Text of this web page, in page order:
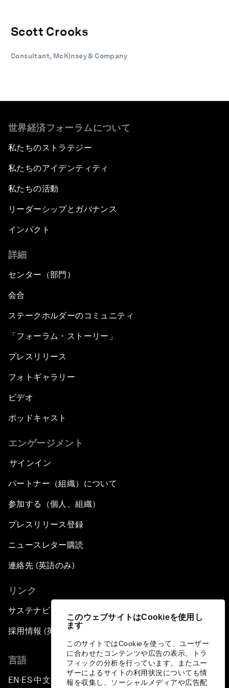
このウェブサイトはCookieを使用し
ます
このサイトではCookieを使って、ユーザー
に合わせたコンテンツや広告の表示、トラ
フィックの分析を行っています。またユー
ザーによるサイトの利用状況についても情
報を収集し、ソーシャルメディアや広告配
Scott Crooks
Consultant, McKinsey & Company
世界経済フォーラムについて
私たちのストラテジー
私たちのアイデンティティ
私たちの活動
リーダーシップとガバナンス
インパクト
詳細
センター（部門）
会合
ステークホルダーのコミュニティ
「フォーラム・ストーリー」
プレスリリース
フォトギャラリー
ビデオ
ポッドキャスト
エンゲージメント
サインイン
パートナー（組織）について
参加する（個人、組織）
プレスリリース登録
ニュースレター購読
連絡先 (英語のみ)
リンク
サステナビリティへの取り組み
採用情報 (英語のみ)
言語
EN ▪ES▪中文▪ 日本語